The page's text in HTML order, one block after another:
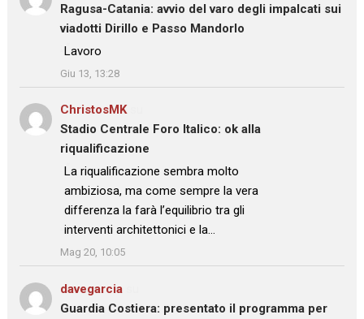
Ragusa-Catania: avvio del varo degli impalcati sui
viadotti Dirillo e Passo Mandorlo
: “Lavoro
”
Giu 13, 13:28
ChristosMKsu
Stadio Centrale Foro Italico: ok alla
riqualificazione
: “La riqualificazione sembra molto
ambiziosa, ma come sempre la vera
differenza la farà l’equilibrio tra gli
interventi architettonici e la…
”
Mag 20, 10:05
davegarcia
Guardia Costiera: presentato il programma per